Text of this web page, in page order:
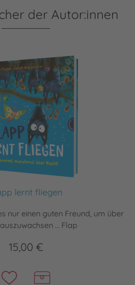
der Autor:innen
lernt fliegen
nur einen guten Freund, um über
... Flap
15,00 €